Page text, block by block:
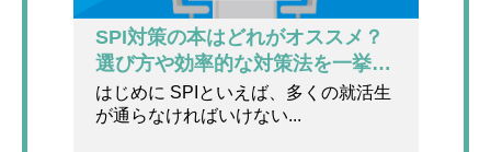
SPI対策の本はどれがオススメ？
選び方や効率的な対策法を一挙公
開！
はじめに SPIといえば、多くの就活生
が通らなければいけない...